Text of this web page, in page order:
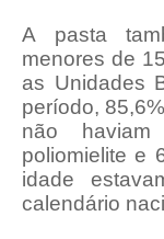
A pasta
menores de
as Unidades
período,
não
poliomielite e
idade
calendário